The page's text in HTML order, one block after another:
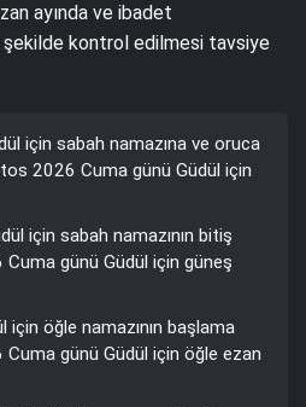
ayında ve ibadet
şekilde kontrol edilmesi tavsiye
için sabah namazına ve oruca
2026 Cuma günü Güdül için
için sabah namazının bitiş
günü Güdül için güneş
için öğle namazının başlama
günü Güdül için öğle ezan